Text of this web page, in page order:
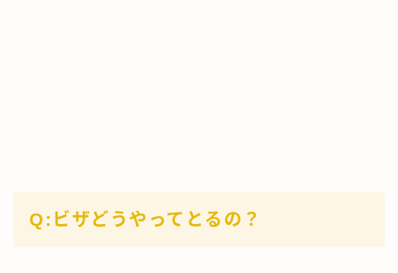
Q:ビザどうやってとるの？